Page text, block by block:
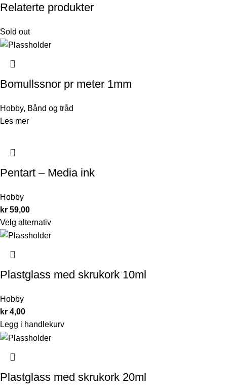
Relaterte produkter
Sold out
Bomullssnor pr meter 1mm
Hobby, Bånd og tråd
Les mer
Pentart – Media ink
Hobby
kr 59,00
Velg alternativ
Plastglass med skrukork 10ml
Hobby
kr 4,00
Legg i handlekurv
Plastglass med skrukork 20ml